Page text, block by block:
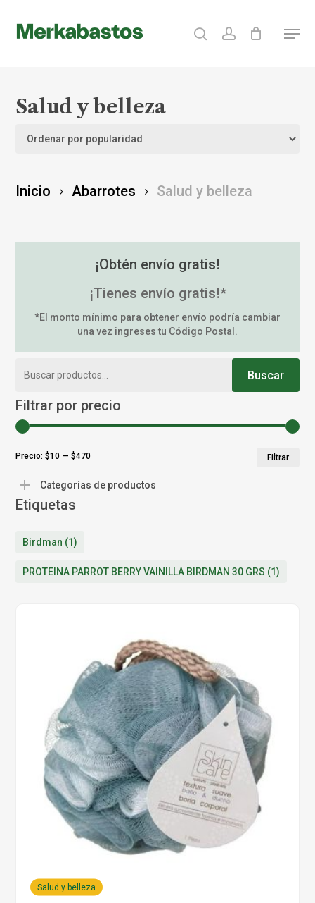
searchaccount Menu
Salud y belleza
Inicio Abarrotes Salud y belleza
¡Obtén envío gratis!
¡Tienes envío gratis!*
*El monto mínimo para obtener envío podría cambiar
una vez ingreses tu Código Postal.
Buscar
Buscar
Filtrar por precio
Filtrar
Precio:$10 —$470
Categorías de productos
Etiquetas
Birdman (1)
PROTEINA PARROT BERRY VAINILLA BIRDMAN 30 GRS (1)
Salud y belleza
Close